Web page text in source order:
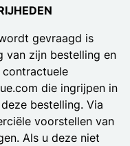
gevraagd is
van zijn bestelling en
contractuele
die ingrijpen in
bestelling. Via
voorstellen van
Als u deze niet